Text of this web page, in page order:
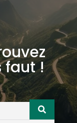
faut !